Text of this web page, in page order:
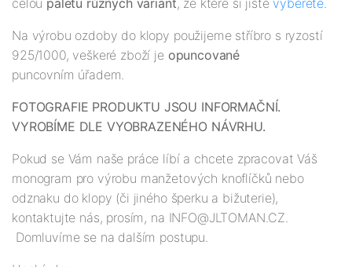
celou paletu různých variant, ze které si jistěvyberete.
Na výrobu ozdoby do klopy použijeme stříbro s ryzostí
925/1000, veškeré zboží je opuncované
puncovním úřadem.
FOTOGRAFIE PRODUKTU JSOU INFORMAČNÍ.
VYROBÍME DLE VYOBRAZENÉHO NÁVRHU.
Pokud se Vám naše práce líbí a chcete zpracovat Váš
monogram pro výrobu manžetových knoflíčků nebo
odznaku do klopy (či jiného šperku a bižuterie),
kontaktujte nás, prosím, na INFO@JLTOMAN.CZ.
Domluvíme se na dalším postupu.